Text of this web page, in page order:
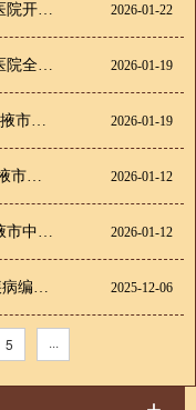
2026-01-22
2026-01-19
2026-01-19
2026-01-12
2026-01-12
2025-12-06
5 ···